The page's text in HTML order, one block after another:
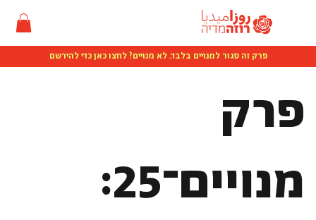
פרק זה סגור למנויים בלבד. לא מנויים? לחצו כאן כדי להירשם
פרק
מנויים־25: